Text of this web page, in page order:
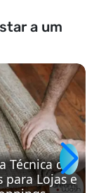
a um
Técnica de
para Lojas e